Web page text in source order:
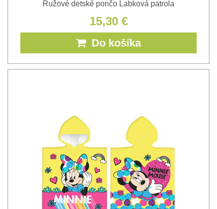
Ružové detské pončo Labková patrola
15,30 €
Do košíka